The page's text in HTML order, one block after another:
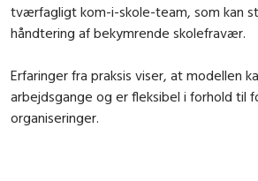
tværfagligt kom-i-skole-team, som kan
håndtering af bekymrende skolefravær.
Erfaringer fra praksis viser, at modellen
arbejdsgange og er fleksibel i forhold til
organiseringer.